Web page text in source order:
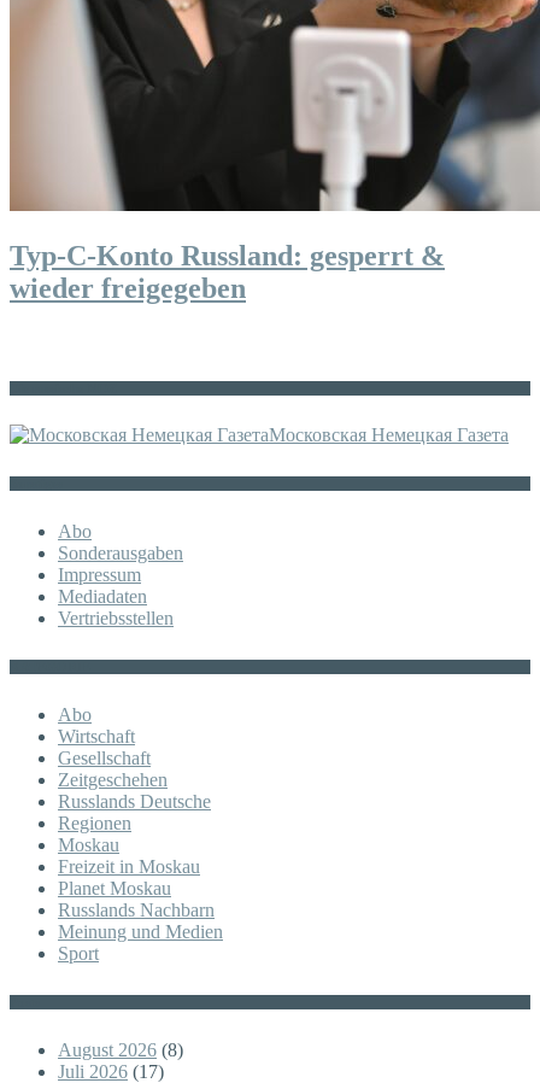
Typ-C-Konto Russland: gesperrt &
wieder freigegeben
Московская Немецкая Газета
Abo
Sonderausgaben
Impressum
Mediadaten
Vertriebsstellen
Abo
Wirtschaft
Gesellschaft
Zeitgeschehen
Russlands Deutsche
Regionen
Moskau
Freizeit in Moskau
Planet Moskau
Russlands Nachbarn
Meinung und Medien
Sport
August 2026 (8)
Juli 2026 (17)